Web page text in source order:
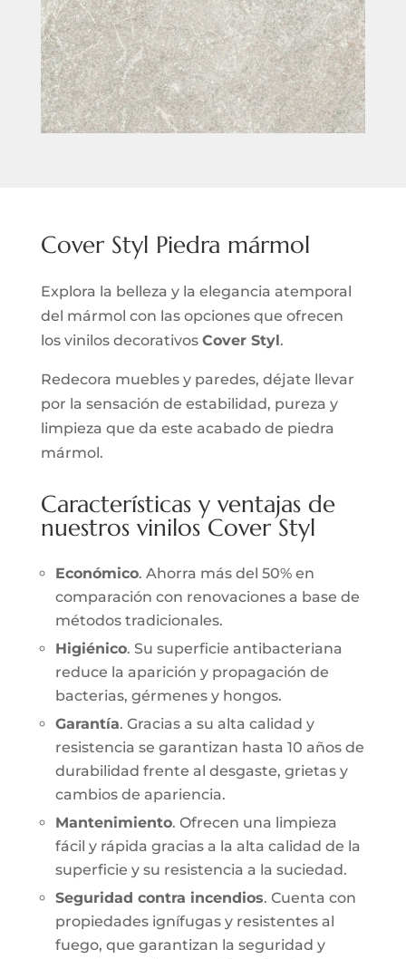
Cover Styl Piedra mármol
Explora la belleza y la elegancia atemporal
del mármol con las opciones que ofrecen
los vinilos decorativos Cover Styl .
Redecora muebles y paredes, déjate llevar
por la sensación de estabilidad, pureza y
limpieza que da este acabado de piedra
mármol.
Características y ventajas de
nuestros vinilos Cover Styl
Económico. Ahorra más del 50% en
comparación con renovaciones a base de
métodos tradicionales.
Higiénico. Su superficie antibacteriana
reduce la aparición y propagación de
bacterias, gérmenes y hongos.
Garantía. Gracias a su alta calidad y
resistencia se garantizan hasta 10 años de
durabilidad frente al desgaste, grietas y
cambios de apariencia.
Mantenimiento. Ofrecen una limpieza
fácil y rápida gracias a la alta calidad de la
superficie y su resistencia a la suciedad.
Seguridad contra incendios. Cuenta con
propiedades ignífugas y resistentes al
fuego, que garantizan la seguridad y